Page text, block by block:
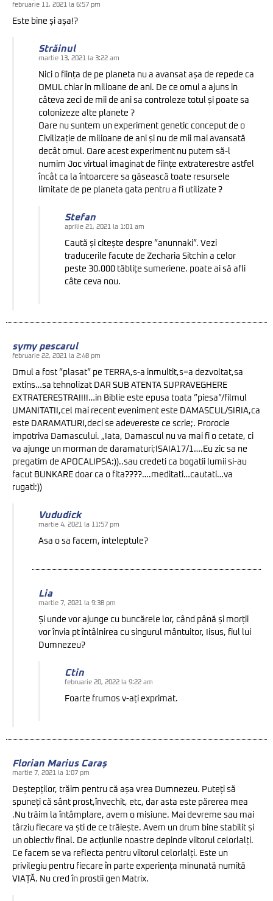
februarie 11, 2021 la 6:57 pm
Este bine și așa!?
Străinul
martie 13, 2021 la 3:22 am
Nici o ființa de pe planeta nu a avansat așa de repede ca
OMUL chiar in milioane de ani. De ce omul a ajuns in
câteva zeci de mii de ani sa controleze totul și poate sa
colonizeze alte planete ?
Oare nu suntem un experiment genetic conceput de o
Civilizație de milioane de ani și nu de mii mai avansată
decât omul. Oare acest experiment nu putem să-l
numim Joc virtual imaginat de ființe extraterestre astfel
încât ca la întoarcere sa găsească toate resursele
limitate de pe planeta gata pentru a fi utilizate ?
Stefan
aprilie 21, 2021 la 1:01 am
Caută și citește despre ”anunnaki”. Vezi
traducerile facute de Zecharia Sitchin a celor
peste 30.000 tăblițe sumeriene. poate ai să afli
câte ceva nou.
symy pescarul
februarie 22, 2021 la 2:48 pm
Omul a fost ”plasat” pe TERRA,s-a inmultit,s=a dezvoltat,sa
extins…sa tehnolizat DAR SUB ATENTA SUPRAVEGHERE
EXTRATERESTRA!!!!…in Biblie este epusa toata ”piesa”/filmul
UMANITATII,cel mai recent eveniment este DAMASCUL/SIRIA,ca
este DARAMATURI,deci se adevereste ce scrie;. Prorocie
impotriva Damascului. „Iata, Damascul nu va mai fi o cetate, ci
va ajunge un morman de daramaturi;ISAIA17/1….Eu zic sa ne
pregatim de APOCALIPSA:))..sau credeti ca bogatii lumii si-au
facut BUNKARE doar ca o fita????….meditati…cautati…va
rugati:))
Vududick
martie 4, 2021 la 11:57 pm
Asa o sa facem, inteleptule?
Lia
martie 7, 2021 la 9:38 pm
Și unde vor ajunge cu buncărele lor, când până și morții
vor învia pt întâlnirea cu singurul mântuitor, Iisus, fiul lui
Dumnezeu?
Ctin
februarie 20, 2022 la 9:22 am
Foarte frumos v-ați exprimat.
Florian Marius Caraș
martie 7, 2021 la 1:07 pm
Deștepților, trăim pentru că așa vrea Dumnezeu. Puteți să
spuneți că sânt prost,învechit, etc, dar asta este părerea mea
.Nu trăim la întâmplare, avem o misiune. Mai devreme sau mai
târziu fiecare va ști de ce trăiește. Avem un drum bine stabilit și
un obiectiv final. De acțiunile noastre depinde viitorul celorlalți.
Ce facem se va reflecta pentru viitorul celorlalți. Este un
privilegiu pentru fiecare în parte experiența minunată numită
VIAȚĂ. Nu cred în prostii gen Matrix.